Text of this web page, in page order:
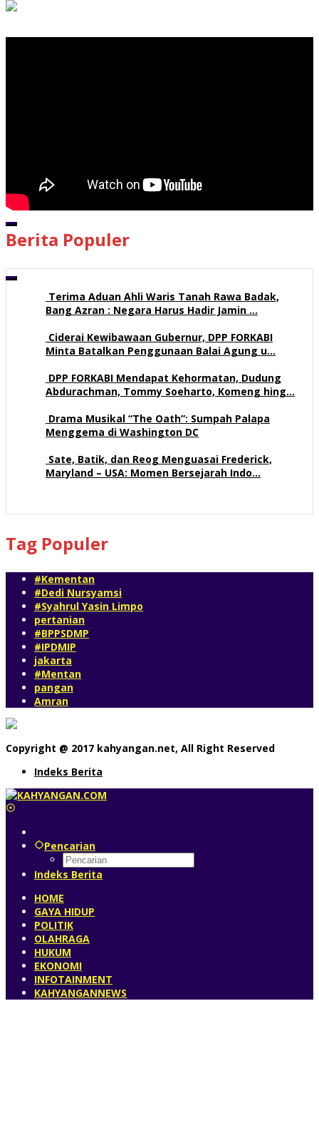
00:00
00:00
Berita Populer
Terima Aduan Ahli Waris Tanah Rawa Badak,
Bang Azran : Negara Harus Hadir Jamin …
Ciderai Kewibawaan Gubernur, DPP FORKABI
Minta Batalkan Penggunaan Balai Agung u…
DPP FORKABI Mendapat Kehormatan, Dudung
Abdurachman, Tommy Soeharto, Komeng hing…
Drama Musikal “The Oath”: Sumpah Palapa
Menggema di Washington DC
Sate, Batik, dan Reog Menguasai Frederick,
Maryland – USA: Momen Bersejarah Indo…
Tag Populer
#Kementan
#Dedi Nursyamsi
#Syahrul Yasin Limpo
pertanian
#BPPSDMP
#IPDMIP
jakarta
#Mentan
pangan
Amran
Copyright @ 2017 kahyangan.net, All Right Reserved
Indeks Berita
Pencarian
Indeks Berita
HOME
GAYA HIDUP
POLITIK
OLAHRAGA
HUKUM
EKONOMI
INFOTAINMENT
KAHYANGANNEWS